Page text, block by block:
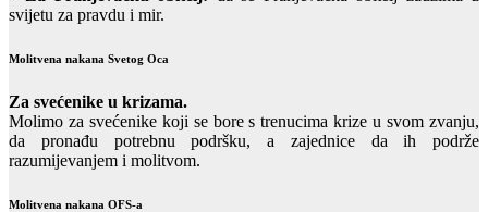
svijetu za pravdu i mir.
Molitvena nakana Svetog Oca
Za svećenike u krizama.
Molimo za svećenike koji se bore s trenucima krize u svom zvanju,
da pronađu potrebnu podršku, a zajednice da ih podrže
razumijevanjem i molitvom.
Molitvena nakana OFS-a